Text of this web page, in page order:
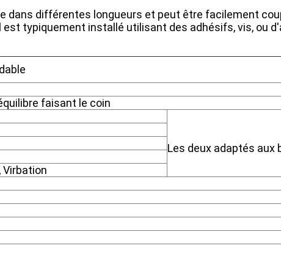
dans différentes longueurs et peut être facilement
typiquement installé utilisant des adhésifs, vis, ou
faisant le coin
Les deux adaptés aux
Virbation